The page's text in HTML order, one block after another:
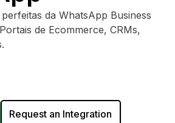
da WhatsApp Business
de Ecommerce, CRMs,
Request an Integration